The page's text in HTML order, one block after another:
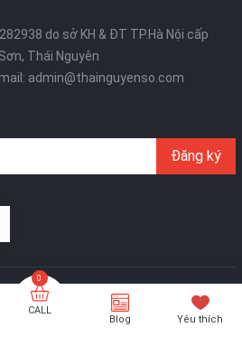
ỨNG DỤNG CÔNG NGHỆ SỐ
do sở KH & ĐT TP.Hà Nội cấp
admin@thainguyenso.com
CALL
Blog Yêu thích